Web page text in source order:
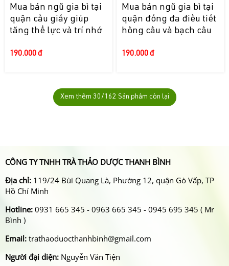
Mua bán ngũ gia bì tại
quận cầu giấy giúp
tăng thể lực và trí nhớ
190.000 đ
Mua bán ngũ gia bì tại
quận đống đa điều tiết
hồng cầu và bạch cầu
190.000 đ
Xem thêm 30/162 Sản phẩm còn lại
CÔNG TY TNHH TRÀ THẢO DƯỢC THANH BÌNH
Địa chỉ: 119/24 Bùi Quang Là, Phường 12, quận Gò Vấp, TP
Hồ Chí Minh
Hotline: 0931 665 345 - 0963 665 345 - 0945 695 345 ( Mr
Bình )
Email: trathaoduocthanhbinh@gmail.com
Người đại diện: Nguyễn Văn Tiện